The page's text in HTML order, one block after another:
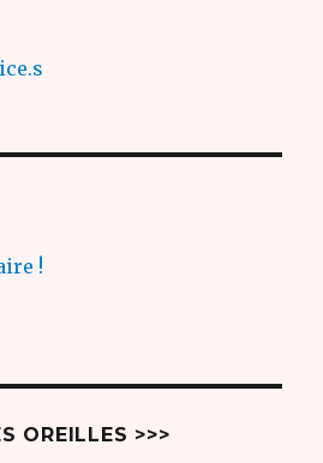
!
OREILLES >>>